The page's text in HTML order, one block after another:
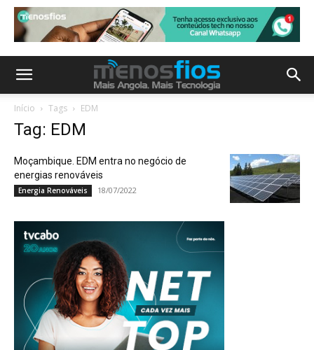
Início Tags EDM
Tag: EDM
Moçambique. EDM entra no negócio de
energias renováveis
Energia Renováveis 18/07/2022